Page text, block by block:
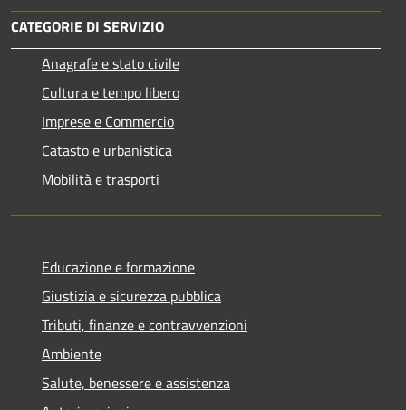
CATEGORIE DI SERVIZIO
Anagrafe e stato civile
Cultura e tempo libero
Imprese e Commercio
Catasto e urbanistica
Mobilità e trasporti
Educazione e formazione
Giustizia e sicurezza pubblica
Tributi, finanze e contravvenzioni
Ambiente
Salute, benessere e assistenza